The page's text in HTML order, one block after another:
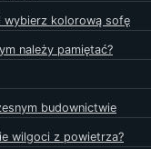
wybierz kolorową sofę
należy pamiętać?
budownictwie
wilgoci z powietrza?